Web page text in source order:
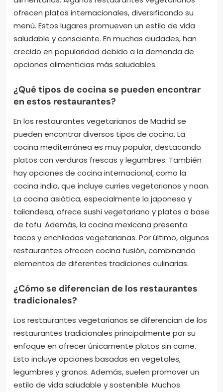
ofrecen platos internacionales, diversificando su
menú. Estos lugares promueven un estilo de vida
saludable y consciente. En muchas ciudades, han
crecido en popularidad debido a la demanda de
opciones alimenticias más saludables.
¿Qué tipos de cocina se pueden encontrar
en estos restaurantes?
En los restaurantes vegetarianos de Madrid se
pueden encontrar diversos tipos de cocina. La
cocina mediterránea es muy popular, destacando
platos con verduras frescas y legumbres. También
hay opciones de cocina internacional, como la
cocina india, que incluye curries vegetarianos y naan.
La cocina asiática, especialmente la japonesa y
tailandesa, ofrece sushi vegetariano y platos a base
de tofu. Además, la cocina mexicana presenta
tacos y enchiladas vegetarianas. Por último, algunos
restaurantes ofrecen cocina fusión, combinando
elementos de diferentes tradiciones culinarias.
¿Cómo se diferencian de los restaurantes
tradicionales?
Los restaurantes vegetarianos se diferencian de los
restaurantes tradicionales principalmente por su
enfoque en ofrecer únicamente platos sin carne.
Esto incluye opciones basadas en vegetales,
legumbres y granos. Además, suelen promover un
estilo de vida saludable y sostenible. Muchos